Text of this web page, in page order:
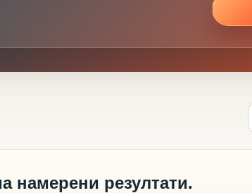
намерени резултати.